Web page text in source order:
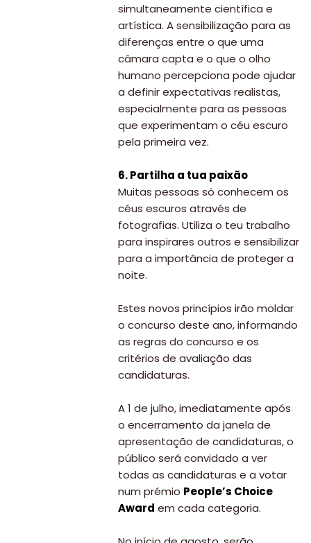
simultaneamente científica e
artística. A sensibilização para as
diferenças entre o que uma
câmara capta e o que o olho
humano percepciona pode ajudar
a definir expectativas realistas,
especialmente para as pessoas
que experimentam o céu escuro
pela primeira vez.
6. Partilha a tua paixão
Muitas pessoas só conhecem os
céus escuros através de
fotografias. Utiliza o teu trabalho
para inspirares outros e sensibilizar
para a importância de proteger a
noite.
Estes novos princípios irão moldar
o concurso deste ano, informando
as regras do concurso e os
critérios de avaliação das
candidaturas.
A 1 de julho, imediatamente após
o encerramento da janela de
apresentação de candidaturas, o
público será convidado a ver
todas as candidaturas e a votar
num prémio People’s Choice
Award em cada categoria.